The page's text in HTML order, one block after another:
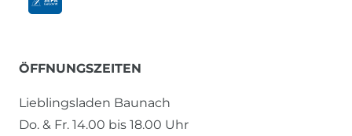
ÖFFNUNGSZEITEN
Lieblingsladen Baunach
Do. & Fr. 14.00 bis 18.00 Uhr